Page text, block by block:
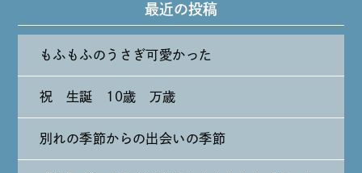
最近の投稿
もふもふのうさぎ可愛かった
祝 生誕 10歳 万歳
別れの季節からの出会いの季節